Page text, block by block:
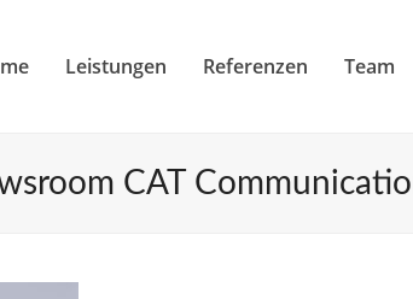
Leistungen Referenzen Team
CAT